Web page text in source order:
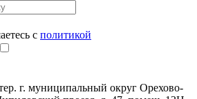
с политикой
г. муниципальный округ Орехово-